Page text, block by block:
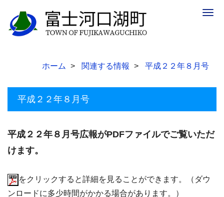
ホーム 関連する情報 平成２２年８月号
平成２２年８月号
平成２２年８月号広報がPDFファイルでご覧いただ
けます。
をクリックすると詳細を見ることができます。（ダウ
ンロードに多少時間がかかる場合があります。）